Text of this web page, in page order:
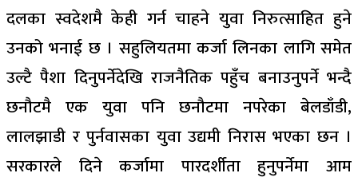
दलका स्वदेशमै केही गर्न चाहने युवा निरुत्साहित हुने
उनको भनाई छ । सहुलियतमा कर्जा लिनका लागि समेत
उल्टै पैशा दिनुपर्नेदेखि राजनैतिक पहुँच बनाउनुपर्ने भन्दै
छनौटमै एक युवा पनि छनौटमा नपरेका बेलडाँडी,
लालझाडी र पुर्नवासका युवा उद्यमी निरास भएका छन ।
सरकारले दिने कर्जामा पारदर्शीता हुनुपर्नेमा आम